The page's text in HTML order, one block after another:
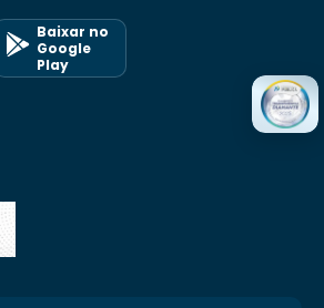
Baixar no
Google
Play